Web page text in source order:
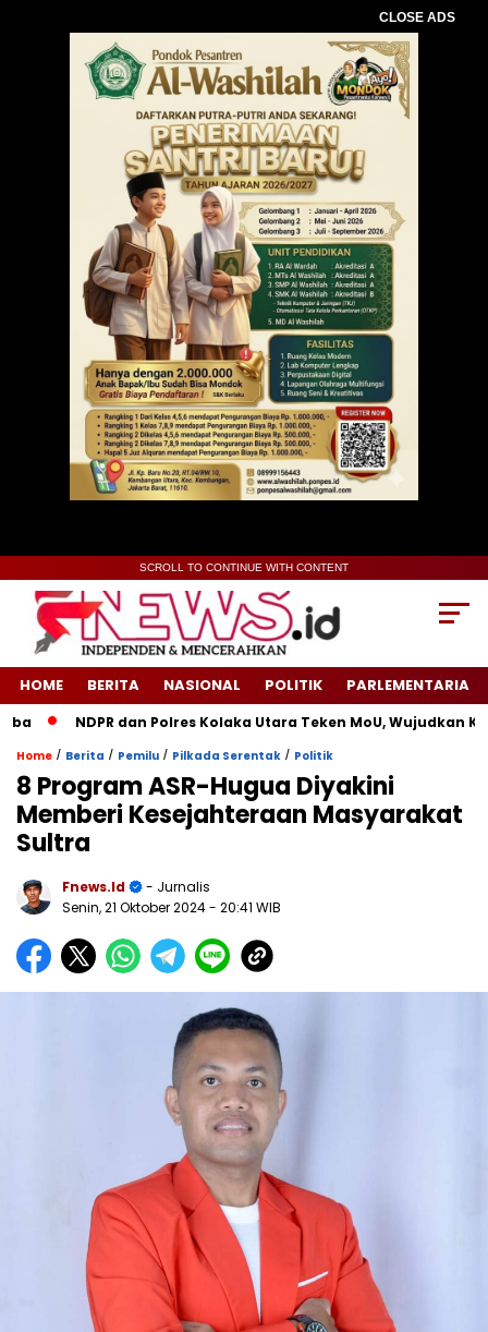
CLOSE ADS
SCROLL TO CONTINUE WITH CONTENT
HOME BERITA NASIONAL POLITIK PARLEMENTARIA
NDPR dan Polres Kolaka Utara Teken MoU, Wujudkan
Home / Berita / Pemilu / Pilkada Serentak / Politik
8 Program ASR-Hugua Diyakini
Memberi Kesejahteraan Masyarakat
Sultra
Fnews.id
- Jurnalis
Senin, 21 Oktober 2024- 20:41 WIB